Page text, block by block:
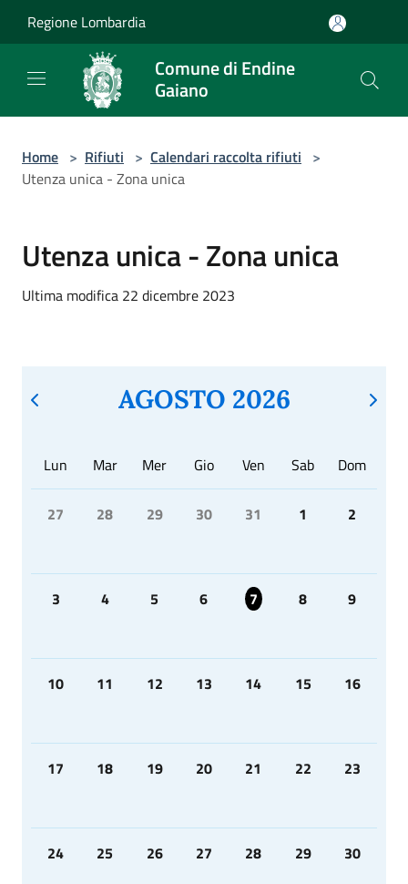
Regione Lombardia
Comune di Endine
Gaiano
Home > Rifiuti > Calendari raccolta rifiuti >
Utenza unica - Zona unica
Utenza unica - Zona unica
Ultima modifica 22 dicembre 2023
AGOSTO 2026
Lun Mar Mer Gio Ven Sab Dom
27 28 29 30 31 1 2
3 4 5 6 7 8 9
10 11 12 13 14 15 16
17 18 19 20 21 22 23
24 25 26 27 28 29 30